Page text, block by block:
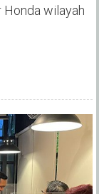
wilayah